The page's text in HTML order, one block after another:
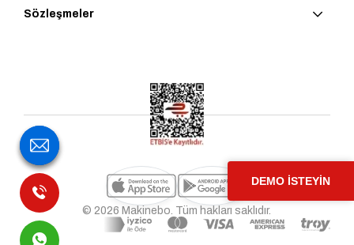
Sözleşmeler
© 2026 Makinebo. Tüm hakları saklıdır.
DEMO İSTEYİN